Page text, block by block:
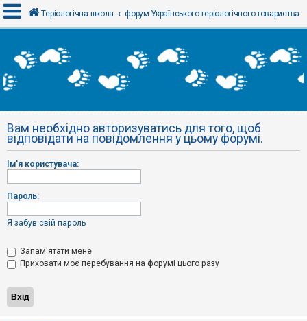
х
і
Р
е
с
р
а
ц
я
Т
е
и
б
е
Теріологічна школа форум Українського теріологічного товариства
Вам необхідно авторизуватись для того, щоб
відповідати на повідомлення у цьому форумі.
Ім'я користувача:
Пароль:
Я забув свій пароль
Запам'ятати мене
Приховати моє перебування на форумі цього разу